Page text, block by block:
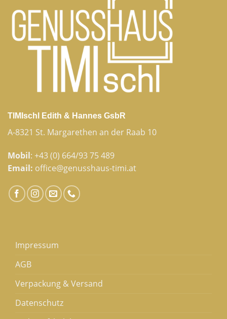
TIMIschl Edith & Hannes GsbR
A-8321 St. Margarethen an der Raab 10
Mobil: +43 (0) 664/93 75 489
Email: office@genusshaus-timi.at
Impressum
AGB
Verpackung & Versand
Datenschutz